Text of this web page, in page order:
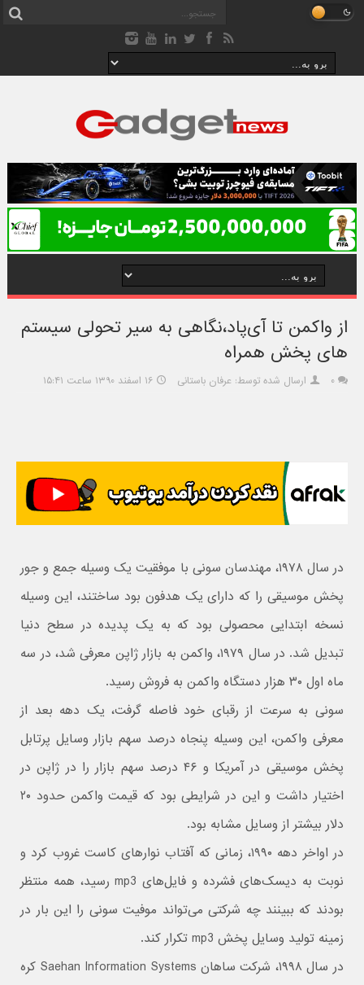
از واکمن تا آی‌پاد،نگاهی به سیر تحولی سیستم
های پخش همراه
۰ ارسال شده توسط: عرفان باستانی ۱۶ اسفند ۱۳۹۰ ساعت ۱۵:۴۱
در سال ۱۹۷۸، مهندسان سونی با موفقیت یک وسیله جمع و جور
پخش موسیقی را که دارای یک هدفون بود ساختند، این وسیله
نسخه ابتدایی محصولی بود که به یک پدیده در سطح دنیا
تبدیل شد. در سال ۱۹۷۹، واکمن به بازار ژاپن معرفی شد، در سه
ماه اول ۳۰ هزار دستگاه واکمن به فروش رسید.
سونی به سرعت از رقبای خود فاصله گرفت، یک دهه بعد از
معرفی واکمن، این وسیله پنجاه درصد سهم بازار وسایل پرتابل
پخش موسیقی در آمریکا و ۴۶ درصد سهم بازار را در ژاپن در
اختیار داشت و این در شرایطی بود که قیمت واکمن حدود ۲۰
دلار بیشتر از وسایل مشابه بود.
در اواخر دهه ۱۹۹۰، زمانی که آفتاب نوارهای کاست غروب کرد و
نوبت به دیسک‌های فشرده و فایل‌های mp3 رسید، همه منتظر
بودند که ببینند چه شرکتی می‌تواند موفیت سونی را این بار در
زمینه تولید وسایل پخش mp3 تکرار کند.
در سال ۱۹۹۸، شرکت ساهان Saehan Information Systems کره